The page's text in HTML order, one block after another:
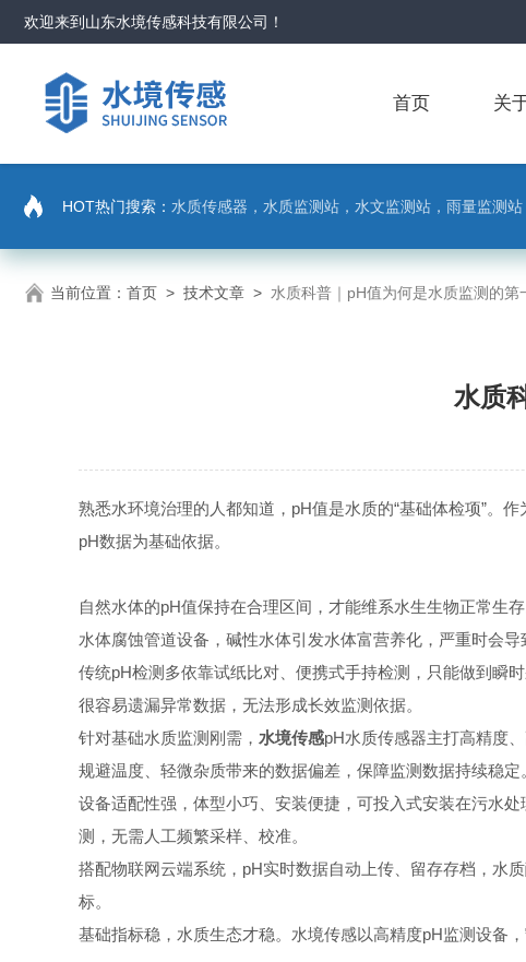
欢迎来到 山东水境传感科技有限公司 ！
首页 关
HOT热门搜索： 水质传感器，水质监测站，水文监测站，雨量监测
当前位置： 首页 > 技术文章 > 水质科普｜pH值为何是水质监测的第
水质
熟悉水环境治理的人都知道，pH值是水质的“基础体检项”。
pH数据为基础依据。
自然水体的pH值保持在合理区间，才能维系水生生物正常生
水体腐蚀管道设备，碱性水体引发水体富营养化，严重时会
传统pH检测多依靠试纸比对、便携式手持检测，只能做到瞬
很容易遗漏异常数据，无法形成长效监测依据。
针对基础水质监测刚需， 水境传感pH水质传感器主打高精度
规避温度、轻微杂质带来的数据偏差，保障监测数据持续稳定
设备适配性强，体型小巧、安装便捷，可投入式安装在污水
测，无需人工频繁采样、校准。
搭配物联网云端系统，pH实时数据自动上传、留存存档，水
标。
基础指标稳，水质生态才稳。水境传感以高精度pH监测设备